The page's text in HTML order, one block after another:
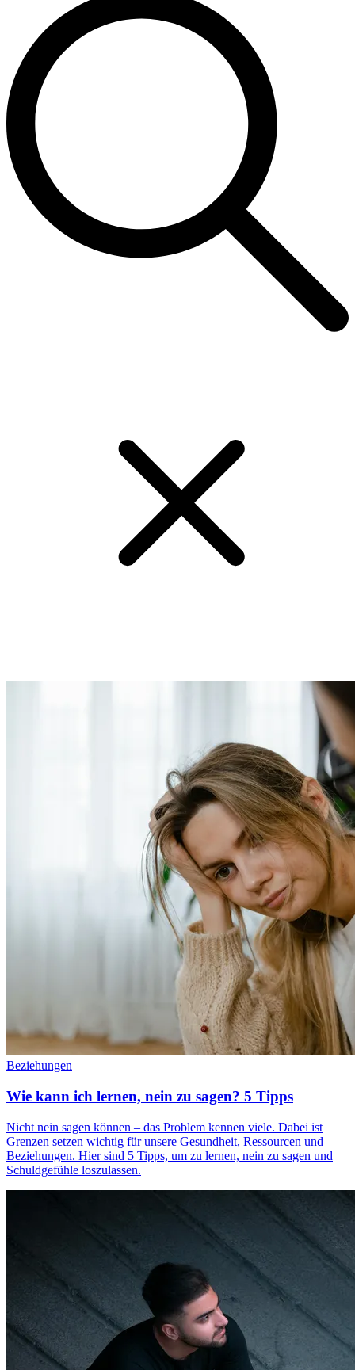
Beziehungen
Wie kann ich lernen, nein zu sagen? 5 Tipps
Nicht nein sagen können – das Problem kennen viele. Dabei ist
Grenzen setzen wichtig für unsere Gesundheit, Ressourcen und
Beziehungen. Hier sind 5 Tipps, um zu lernen, nein zu sagen und
Schuldgefühle loszulassen.